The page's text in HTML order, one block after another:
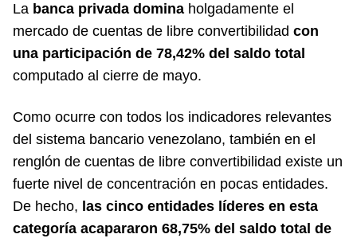
La banca privada domina holgadamente el
mercado de cuentas de libre convertibilidad con
una participación de 78,42% del saldo total
computado al cierre de mayo.
Como ocurre con todos los indicadores relevantes
del sistema bancario venezolano, también en el
renglón de cuentas de libre convertibilidad existe un
fuerte nivel de concentración en pocas entidades.
De hecho, las cinco entidades líderes en esta
categoría acapararon 68,75% del saldo total de